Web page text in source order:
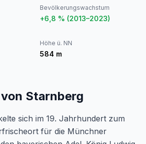
Bevölkerungswachstum
+6,8 % (2013–2023)
Höhe ü. NN
584 m
Starnberg
sich im 19. Jahrhundert zum
für die Münchner